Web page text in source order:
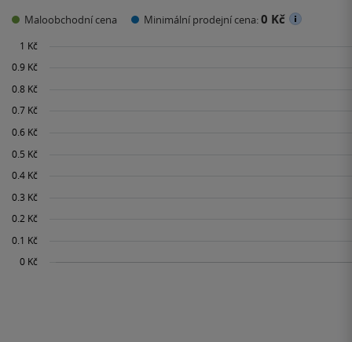
Maloobchodní cena Minimální prodejní cena:0 Kč